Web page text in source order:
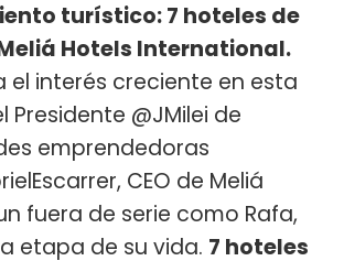
turístico: 7 hoteles de
Hotels International.
el interés creciente en esta
Presidente @JMilei de
emprendedoras
CEO de Meliá
fuera de serie como Rafa,
etapa de su vida. 7 hoteles